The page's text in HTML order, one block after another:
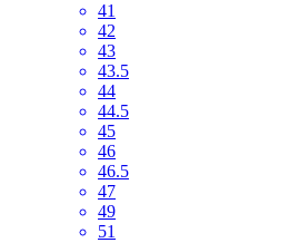
41
42
43
43.5
44
44.5
45
46
46.5
47
49
51